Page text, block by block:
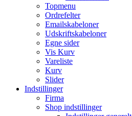
Topmenu
Ordrefelter
Emailskabeloner
Udskriftskabeloner
Egne sider
Vis Kurv
Vareliste
Kurv
Slider
Indstillinger
Firma
Shop indstillinger